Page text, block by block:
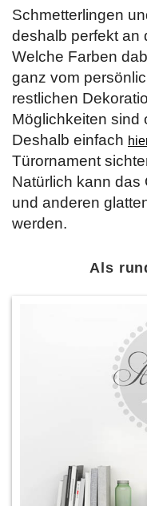
Schmetterlingen
deshalb perfekt an
Welche Farben
ganz vom
restlichen
Möglichkeiten sind
Deshalb einfach
Türornament
Natürlich kann das
und anderen
werden.
Als